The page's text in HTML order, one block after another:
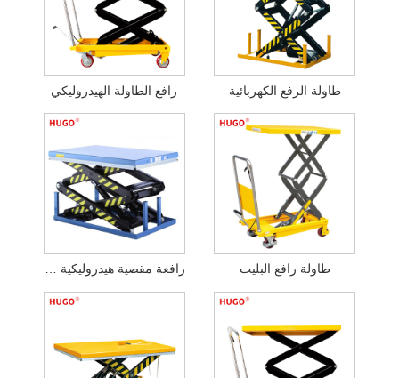
رافع الطاولة الهيدروليكي طاولة الرفع الكهربائية
رافعة مقصية هيدروليكية كهربائية طاولة رافع البليت